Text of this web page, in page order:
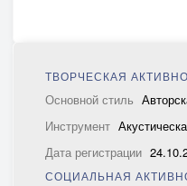
ТВОРЧЕСКАЯ
Основной стиль
Инструмент
Дата регистрации
СОЦИАЛЬНАЯ